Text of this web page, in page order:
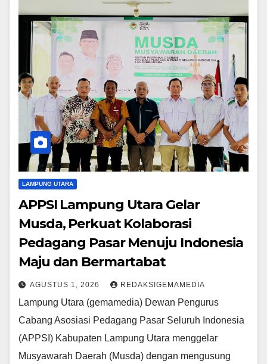
LAMPUNG UTARA
APPSI Lampung Utara Gelar
Musda, Perkuat Kolaborasi
Pedagang Pasar Menuju Indonesia
Maju dan Bermartabat
AGUSTUS 1, 2026 REDAKSIGEMAMEDIA
Lampung Utara (gemamedia) Dewan Pengurus
Cabang Asosiasi Pedagang Pasar Seluruh Indonesia
(APPSI) Kabupaten Lampung Utara menggelar
Musyawarah Daerah (Musda) dengan mengusung